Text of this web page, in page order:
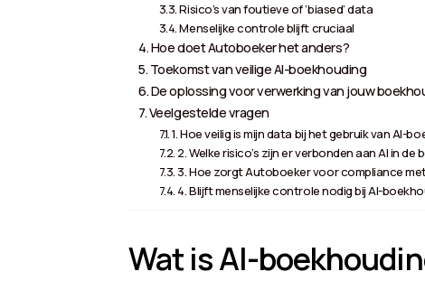
Risico’s van foutieve of ‘biased’ data
Menselijke controle blijft cruciaal
Hoe doet Autoboeker het anders?
Toekomst van veilige AI-boekhouding
De oplossing voor verwerking van jouw
Veelgestelde vragen
1. Hoe veilig is mijn data bij het gebruik van AI-
2. Welke risico’s zijn er verbonden aan AI in de
3. Hoe zorgt Autoboeker voor compliance
4. Blijft menselijke controle nodig bij AI-
Wat is AI-